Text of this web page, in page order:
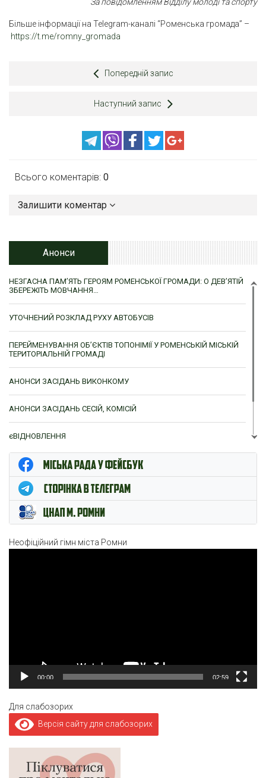
Більше інформації на Telegram-каналі “Роменська громада” –
https://t.me/romny_gromada
Попередній запис
Наступний запис
Всього коментарів: 0
Залишити коментар
Анонси
НЕЗГАСНА ПАМ’ЯТЬ ГЕРОЯМ РОМЕНСЬКОЇ ГРОМАДИ: О ДЕВ’ЯТІЙ
ЗБЕРЕЖІТЬ МОВЧАННЯ…
УТОЧНЕНИЙ РОЗКЛАД РУХУ АВТОБУСІВ
ПЕРЕЙМЕНУВАННЯ ОБ’ЄКТІВ ТОПОНІМІЇ У РОМЕНСЬКІЙ МІСЬКІЙ
ТЕРИТОРІАЛЬНІЙ ГРОМАДІ
АНОНСИ ЗАСІДАНЬ ВИКОНКОМУ
АНОНСИ ЗАСІДАНЬ СЕСІЙ, КОМІСІЙ
єВІДНОВЛЕННЯ
ЦНАП м. Ромни
Неофіційний гімн міста Ромни
00:00 02:59
Для слабозорих
Версія сайту для слабозорих